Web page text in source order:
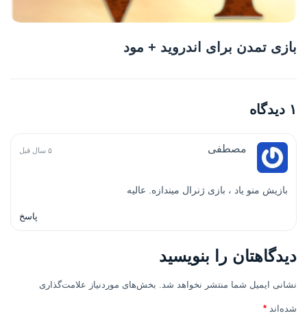
بازی تمدن برای اندروید + مود
۱ دیدگاه
مصطفی ۵ سال قبل
بازیش منو یاد ، بازی ژنرال میندازه. عالیه
پاسخ
دیدگاهتان را بنویسید
نشانی ایمیل شما منتشر نخواهد شد. بخش‌های موردنیاز علامت‌گذاری
شده‌اند *